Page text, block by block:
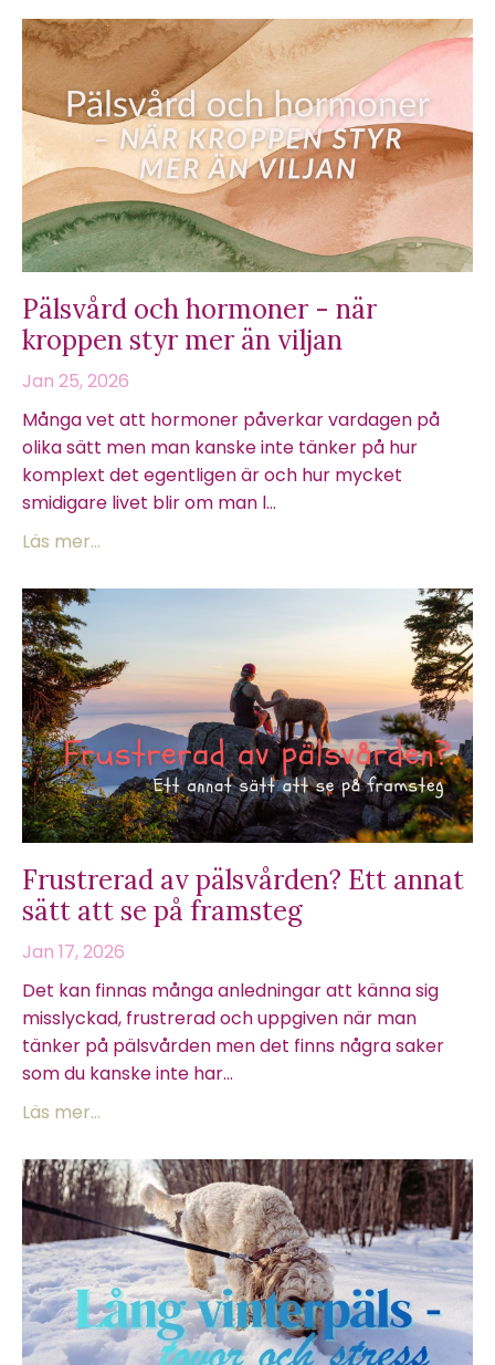
Pälsvård och hormoner - när
kroppen styr mer än viljan
Jan 25, 2026
Många vet att hormoner påverkar vardagen på
olika sätt men man kanske inte tänker på hur
komplext det egentligen är och hur mycket
smidigare livet blir om man l...
Läs mer...
Frustrerad av pälsvården? Ett annat
sätt att se på framsteg
Jan 17, 2026
Det kan finnas många anledningar att känna sig
misslyckad, frustrerad och uppgiven när man
tänker på pälsvården men det finns några saker
som du kanske inte har...
Läs mer...